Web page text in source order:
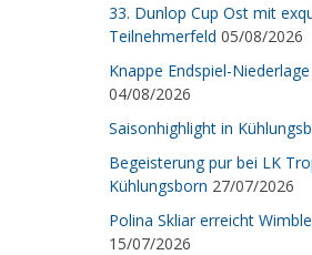
33. Dunlop Cup Ost mit
Teilnehmerfeld 05/08/2026
Knappe Endspiel-
04/08/2026
Saisonhighlight in
Begeisterung pur bei LK
Kühlungsborn 27/07/2026
Polina Skliar erreicht
15/07/2026